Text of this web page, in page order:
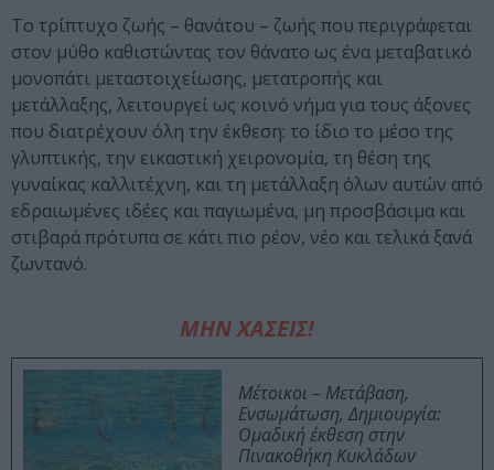
Το τρίπτυχο ζωής – θανάτου – ζωής που περιγράφεται
στον μύθο καθιστώντας τον θάνατο ως ένα μεταβατικό
μονοπάτι μεταστοιχείωσης, μετατροπής και
μετάλλαξης, λειτουργεί ως κοινό νήμα για τους άξονες
που διατρέχουν όλη την έκθεση: το ίδιο το μέσο της
γλυπτικής, την εικαστική χειρονομία, τη θέση της
γυναίκας καλλιτέχνη, και τη μετάλλαξη όλων αυτών από
εδραιωμένες ιδέες και παγιωμένα, μη προσβάσιμα και
στιβαρά πρότυπα σε κάτι πιο ρέον, νέο και τελικά ξανά
ζωντανό.
ΜΗΝ ΧΑΣΕΙΣ!
Μέτοικοι – Μετάβαση,
Ενσωμάτωση, Δημιουργία:
Ομαδική έκθεση στην
Πινακοθήκη Κυκλάδων